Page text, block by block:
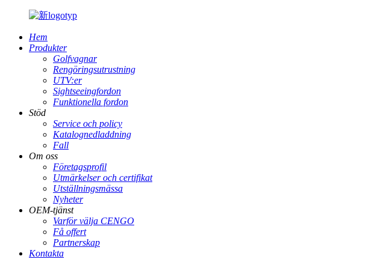
Hem
Produkter
Golfvagnar
Rengöringsutrustning
UTV:er
Sightseeingfordon
Funktionella fordon
Stöd
Service och policy
Katalognedladdning
Fall
Om oss
Företagsprofil
Utmärkelser och certifikat
Utställningsmässa
Nyheter
OEM-tjänst
Varför välja CENGO
Få offert
Partnerskap
Kontakta